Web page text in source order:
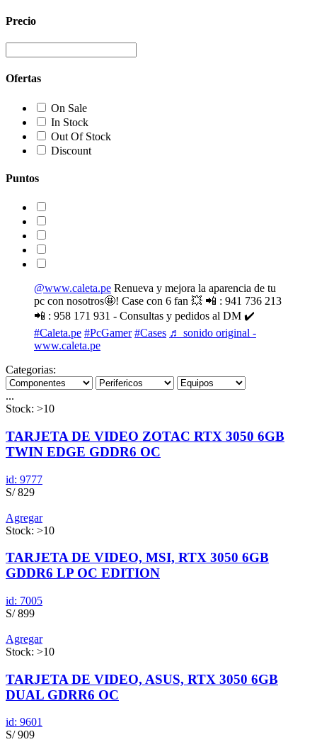
Precio
Ofertas
On Sale
In Stock
Out Of Stock
Discount
Puntos
@www.caleta.pe Renueva y mejora la aparencia de tu
pc con nosotros🤩! Case con 6 fan 💥 📲 : 941 736 213
📲 : 958 171 931 - Consultas y pedidos al DM ✔️
#Caleta.pe #PcGamer #Cases ♬ sonido original -
www.caleta.pe
Categorias:
...
Stock: >10
TARJETA DE VIDEO ZOTAC RTX 3050 6GB
TWIN EDGE GDDR6 OC
id: 9777
S/ 829
Agregar
Stock: >10
TARJETA DE VIDEO, MSI, RTX 3050 6GB
GDDR6 LP OC EDITION
id: 7005
S/ 899
Agregar
Stock: >10
TARJETA DE VIDEO, ASUS, RTX 3050 6GB
DUAL GDRR6 OC
id: 9601
S/ 909